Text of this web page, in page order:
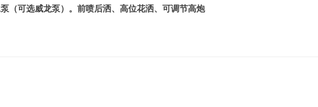
（可选威龙泵）。前喷后洒、高位花洒、可调节高炮